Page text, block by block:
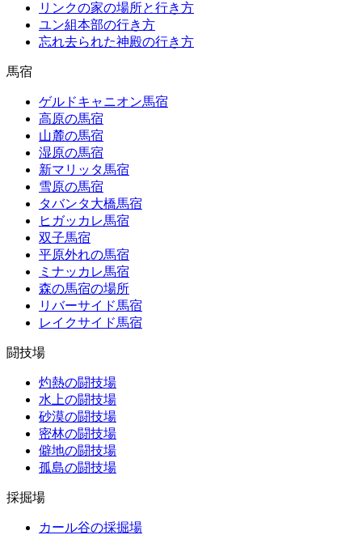
リンクの家の場所と行き方
ユン組本部の行き方
忘れ去られた神殿の行き方
馬宿
ゲルドキャニオン馬宿
高原の馬宿
山麓の馬宿
湿原の馬宿
新マリッタ馬宿
雪原の馬宿
タバンタ大橋馬宿
ヒガッカレ馬宿
双子馬宿
平原外れの馬宿
ミナッカレ馬宿
森の馬宿の場所
リバーサイド馬宿
レイクサイド馬宿
闘技場
灼熱の闘技場
水上の闘技場
砂漠の闘技場
密林の闘技場
僻地の闘技場
孤島の闘技場
採掘場
カール谷の採掘場